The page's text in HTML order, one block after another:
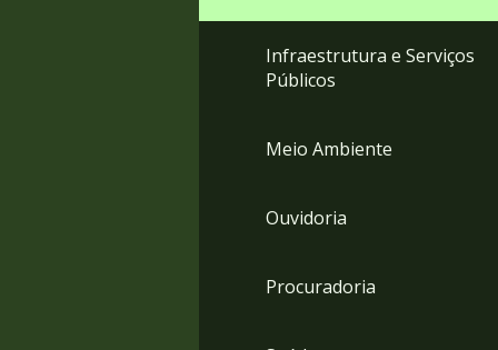
Infraestrutura e Serviços
Públicos
Meio Ambiente
Ouvidoria
Procuradoria